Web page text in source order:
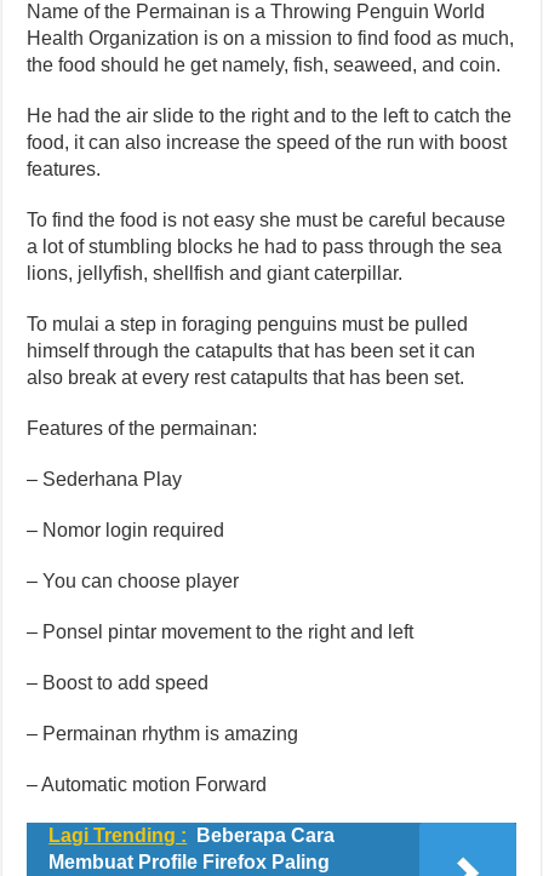
Name of the Permainan is a Throwing Penguin World
Health Organization is on a mission to find food as much,
the food should he get namely, fish, seaweed, and coin.
He had the air slide to the right and to the left to catch the
food, it can also increase the speed of the run with boost
features.
To find the food is not easy she must be careful because
a lot of stumbling blocks he had to pass through the sea
lions, jellyfish, shellfish and giant caterpillar.
To mulai a step in foraging penguins must be pulled
himself through the catapults that has been set it can
also break at every rest catapults that has been set.
Features of the permainan:
– Sederhana Play
– Nomor login required
– You can choose player
– Ponsel pintar movement to the right and left
– Boost to add speed
– Permainan rhythm is amazing
– Automatic motion Forward
Lagi Trending :
Beberapa Cara
Membuat Profile Firefox Paling